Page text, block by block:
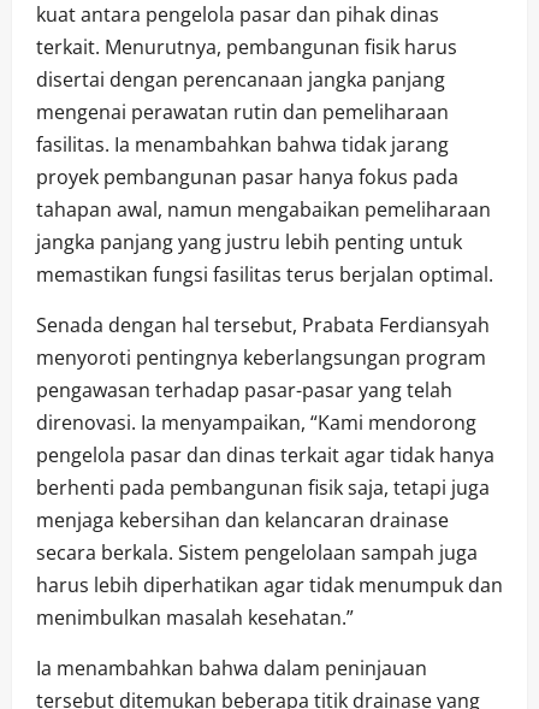
kuat antara pengelola pasar dan pihak dinas
terkait. Menurutnya, pembangunan fisik harus
disertai dengan perencanaan jangka panjang
mengenai perawatan rutin dan pemeliharaan
fasilitas. Ia menambahkan bahwa tidak jarang
proyek pembangunan pasar hanya fokus pada
tahapan awal, namun mengabaikan pemeliharaan
jangka panjang yang justru lebih penting untuk
memastikan fungsi fasilitas terus berjalan optimal.
Senada dengan hal tersebut, Prabata Ferdiansyah
menyoroti pentingnya keberlangsungan program
pengawasan terhadap pasar-pasar yang telah
direnovasi. Ia menyampaikan, “Kami mendorong
pengelola pasar dan dinas terkait agar tidak hanya
berhenti pada pembangunan fisik saja, tetapi juga
menjaga kebersihan dan kelancaran drainase
secara berkala. Sistem pengelolaan sampah juga
harus lebih diperhatikan agar tidak menumpuk dan
menimbulkan masalah kesehatan.”
Ia menambahkan bahwa dalam peninjauan
tersebut ditemukan beberapa titik drainase yang